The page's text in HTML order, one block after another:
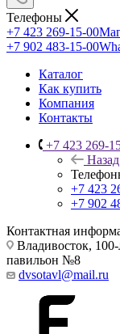
Телефоны
+7 423 269-15-00
+7 902 483-15-00
Каталог
Как купить
Компания
Контакты
+7 423 269-
Назад
+7 423
+7 902
Контактная
Владивосток,
павильон №8
dvsotavl@mail.ru